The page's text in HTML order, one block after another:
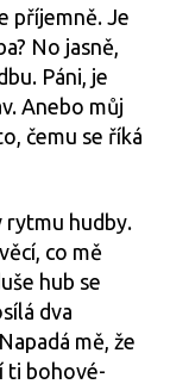
příjemně. Je
No jasně,
Páni, je
Anebo můj
čemu se říká
rytmu hudby.
co mě
hub se
dva
mě, že
ti bohové-